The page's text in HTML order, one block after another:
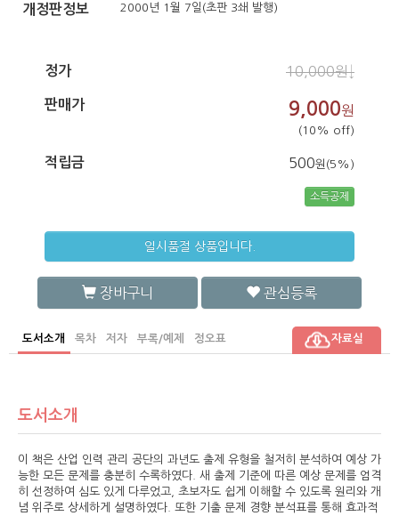
개정판정보 2000년 1월 7일(초판 3쇄 발행)
정가 10,000원↓
판매가 9,000원
(10% off)
적립금 500원(5%)
소득공제
일시품절 상품입니다.
장바구니 관심등록
도서소개 목차 저자 부록/예제 정오표 자료실
도서소개
이 책은 산업 인력 관리 공단의 과년도 출제 유형을 철저히 분석하여 예상 가
능한 모든 문제를 충분히 수록하였다. 새 출제 기준에 따른 예상 문제를 엄격
히 선정하여 심도 있게 다루었고, 초보자도 쉽게 이해할 수 있도록 원리와 개
념 위주로 상세하게 설명하였다. 또한 기출 문제 경향 분석표를 통해 효과적